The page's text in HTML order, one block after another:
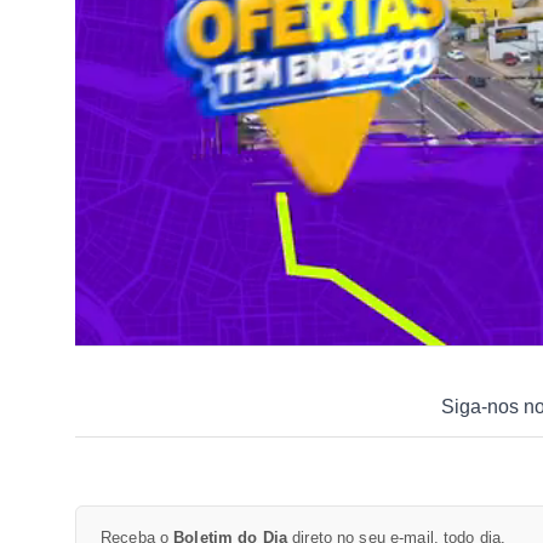
Siga-nos
Receba o Boletim do Diadireto no seu e-mail, todo dia.